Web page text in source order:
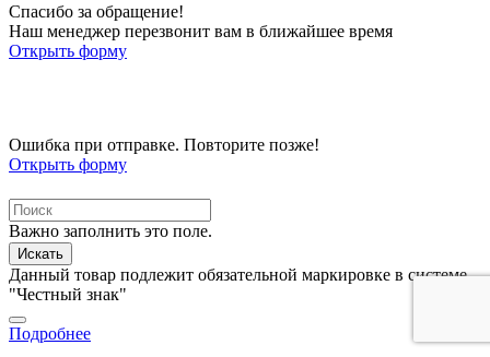
Спасибо за обращение!
Наш менеджер перезвонит вам в ближайшее время
Открыть форму
Ошибка при отправке. Повторите позже!
Открыть форму
Важно заполнить это поле.
Искать
Данный товар подлежит обязательной маркировке в системе
"Честный знак"
Подробнее